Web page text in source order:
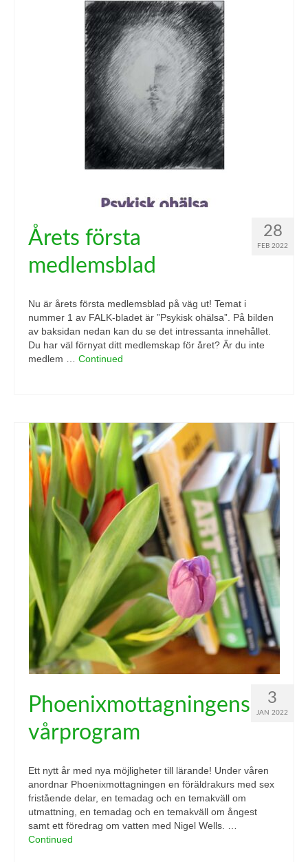
28
FEB 2022
Årets första
medlemsblad
Nu är årets första medlemsblad på väg ut! Temat i
nummer 1 av FALK-bladet är ”Psykisk ohälsa”. På bilden
av baksidan nedan kan du se det intressanta innehållet.
Du har väl förnyat ditt medlemskap för året? Är du inte
medlem … Continued
3
JAN 2022
Phoenixmottagningens
vårprogram
Ett nytt år med nya möjligheter till lärande! Under våren
anordnar Phoenixmottagningen en föräldrakurs med sex
fristående delar, en temadag och en temakväll om
utmattning, en temadag och en temakväll om ångest
samt ett föredrag om vatten med Nigel Wells. …
Continued